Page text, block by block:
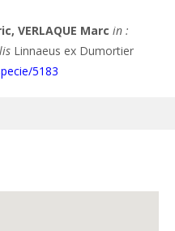
VERLAQUE Marc in :
Linnaeus ex Dumortier
5183